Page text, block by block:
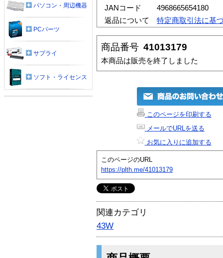
JANコード
4968665654180
返品について
特定商取引法に基
商品番号 41013179
本商品は販売を終了しました
このページを印刷する
メールでURLを送る
お気に入りに追加する
このページのURL
https://plth.me/41013179
関連カテゴリ
43W
パソコン・周辺機器
PCパーツ
サプライ
ソフト・ライセンス